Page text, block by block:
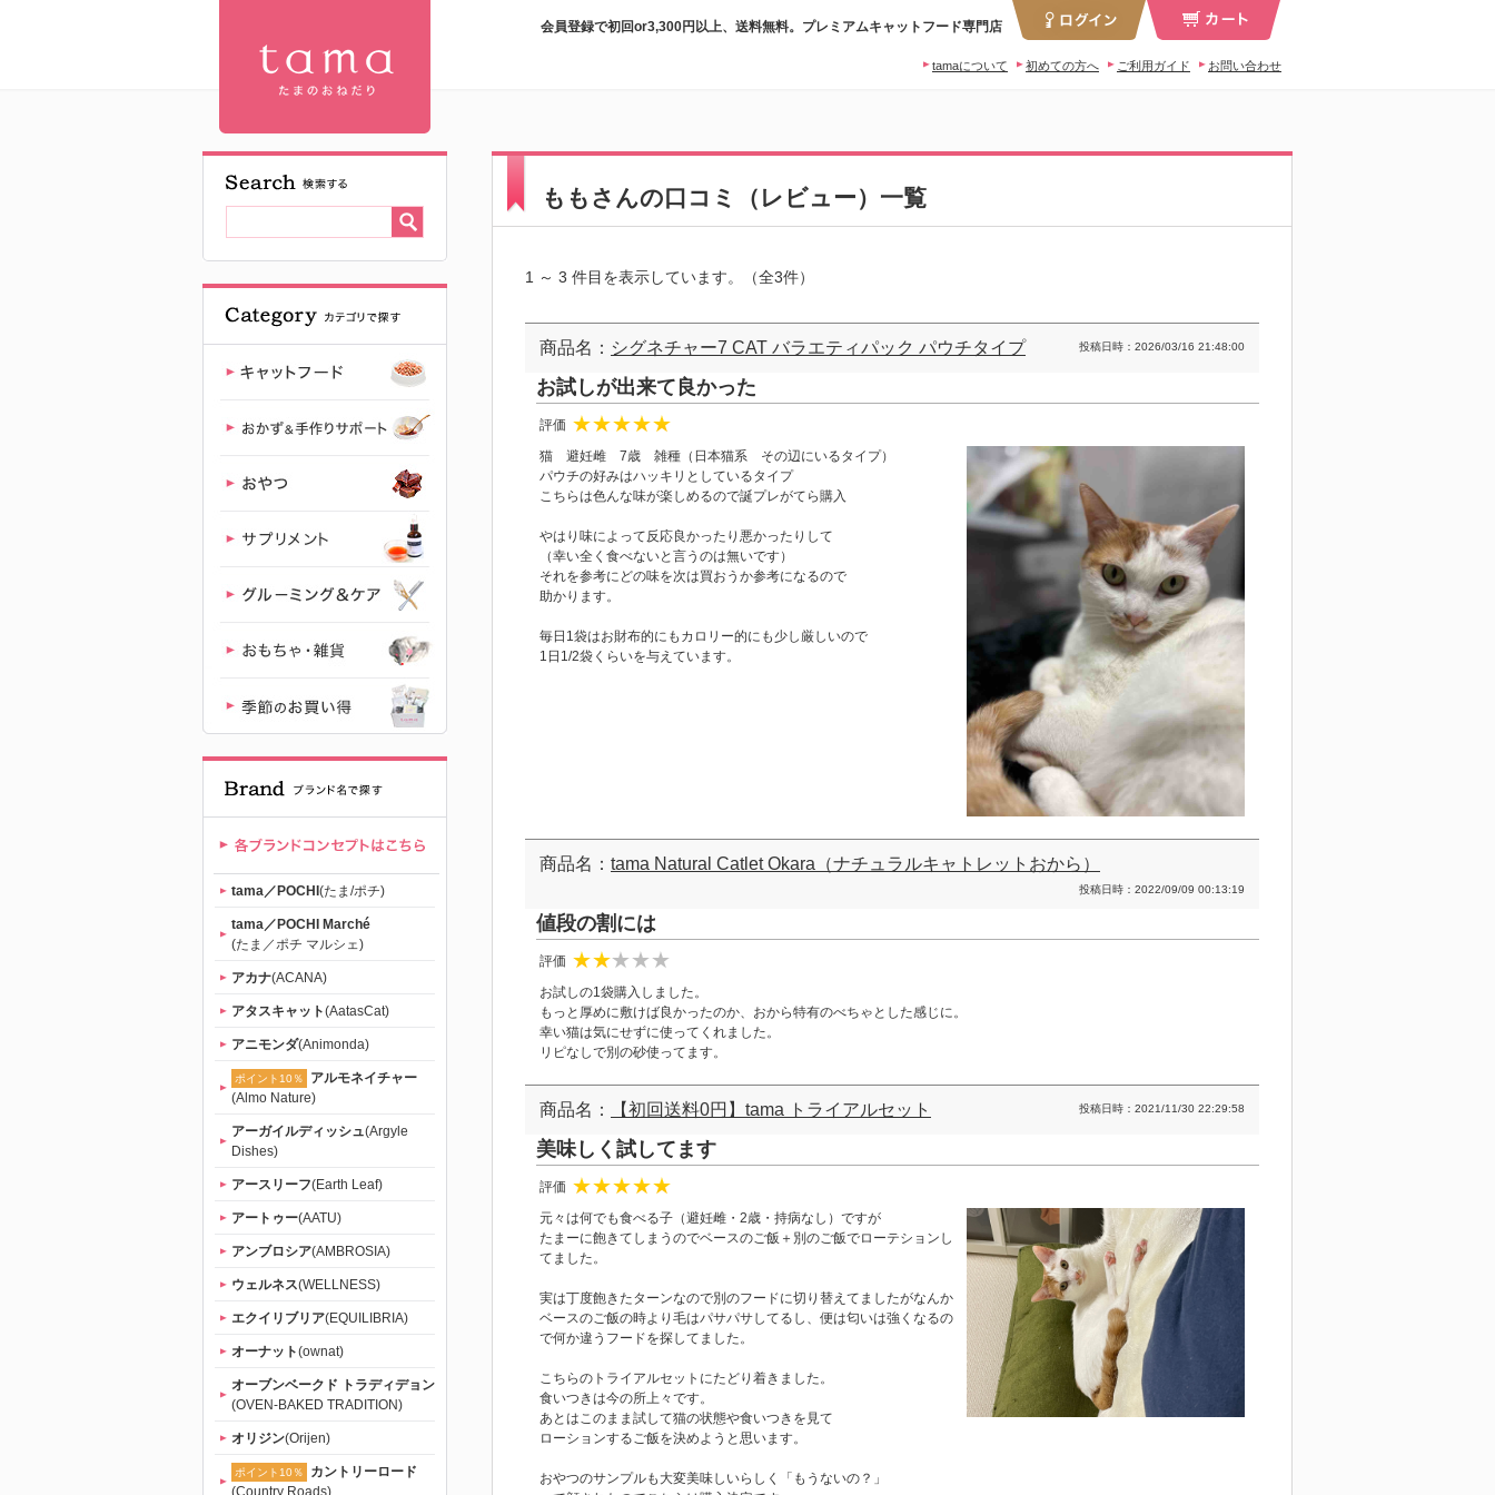
【公式】プ
レミアムキ
ャットフー
ド専門店
「たまのお
ねだり
（tama）」
｜初回送料
無料
会員登録で初回or3,300円以上、送料無料。プレミアムキャットフード専門店
お問い合わせ
ご利用ガイド
初めての方へ
tamaについて
tama／POCHI (たま/ポチ)
tama／POCHI Marché
(たま／ポチ マルシェ)
アカナ(ACANA)
アタスキャット(AatasCat)
アニモンダ(Animonda)
ポイント10％
アルモネイチャー
(Almo Nature)
アーガイルディッシュ(Argyle
Dishes)
アースリーフ(Earth Leaf)
アートゥー(AATU)
アンブロシア(AMBROSIA)
ウェルネス(WELLNESS)
エクイリブリア(EQUILIBRIA)
オーナット(ownat)
オーブンベークド トラディデョン
(OVEN-BAKED TRADITION)
オリジン(Orijen)
ポイント10％
カントリーロード
(Country Roads)
ももさんの口コミ（レビュー）一覧
1 ～ 3 件目を表示しています。（全3件）
商品名： シグネチャー7 CAT バラエティパック パウチタイプ 投稿日時：2026/03/16 21:48:00
お試しが出来て良かった
評価
猫 避妊雌 7歳 雑種（日本猫系 その辺にいるタイプ）
パウチの好みはハッキリとしているタイプ
こちらは色んな味が楽しめるので誕プレがてら購入
やはり味によって反応良かったり悪かったりして
（幸い全く食べないと言うのは無いです）
それを参考にどの味を次は買おうか参考になるので
助かります。
毎日1袋はお財布的にもカロリー的にも少し厳しいので
1日1/2袋くらいを与えています。
商品名： tama Natural Catlet Okara（ナチュラルキャトレットおから）
投稿日時：2022/09/09 00:13:19
値段の割には
評価
お試しの1袋購入しました。
もっと厚めに敷けば良かったのか、おから特有のべちゃとした感じに。
幸い猫は気にせずに使ってくれました。
リピなしで別の砂使ってます。
商品名： 【初回送料0円】tama トライアルセット 投稿日時：2021/11/30 22:29:58
美味しく試してます
評価
元々は何でも食べる子（避妊雌・2歳・持病なし）ですが
たまーに飽きてしまうのでベースのご飯＋別のご飯でローテションし
てました。
実は丁度飽きたターンなので別のフードに切り替えてましたがなんか
ベースのご飯の時より毛はパサパサしてるし、便は匂いは強くなるの
で何か違うフードを探してました。
こちらのトライアルセットにたどり着きました。
食いつきは今の所上々です。
あとはこのまま試して猫の状態や食いつきを見て
ローションするご飯を決めようと思います。
おやつのサンプルも大変美味しいらしく「もうないの？」